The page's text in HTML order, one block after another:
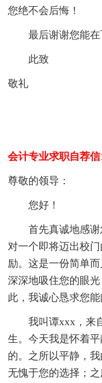
您绝不会后悔！
最后谢谢您能在
此致
敬礼
会计专业求职自荐信
尊敬的领导：
您好！
首先真诚地感谢
对一个即将迈出校
励。这是一份简单
深深地吸住您的眼
此，我诚心恳求您能
我叫谭xxx，来自
生。今天我是怀着
的。之所以平静，
无愧于您的选择；